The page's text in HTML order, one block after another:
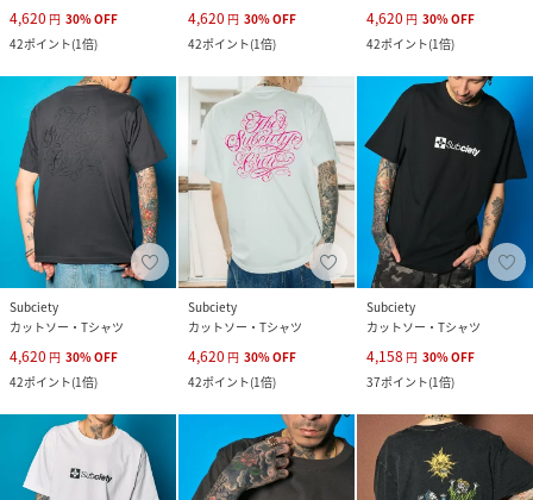
4,620 円 30%OFF
42ポイント(1倍)
4,620 円 30%OFF
42ポイント(1倍)
4,620 円 30%OFF
42ポイント(1倍)
Subciety
カットソー・Tシャツ
4,620 円 30%OFF
42ポイント(1倍)
Subciety
カットソー・Tシャツ
4,620 円 30%OFF
42ポイント(1倍)
Subciety
カットソー・Tシャツ
4,158 円 30%OFF
37ポイント(1倍)